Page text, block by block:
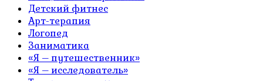
Детский фитнес
Арт-терапия
Логопед
Заниматика
«Я – путешественник»
«Я – исследователь»